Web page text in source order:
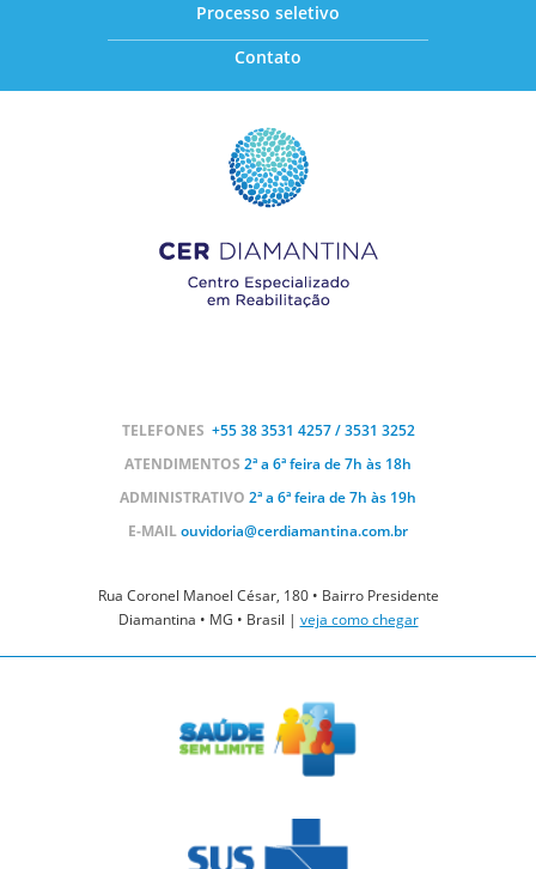
Processo seletivo
Contato
TELEFONES +55 383531 4257 / 3531 3252
ATENDIMENTOS 2ª a 6ª feira de 7h às 18h
ADMINISTRATIVO 2ª a 6ª feira de 7h às 19h
E-MAILouvidoria@cerdiamantina.com.br
Rua Coronel Manoel César, 180 • Bairro Presidente
Diamantina • MG • Brasil | veja como chegar